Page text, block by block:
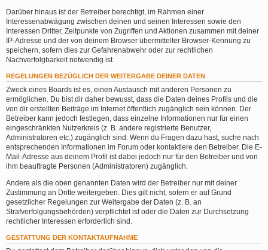
Darüber hinaus ist der Betreiber berechtigt, im Rahmen einer
Interessenabwägung zwischen deinen und seinen Interessen sowie den
Interessen Dritter, Zeitpunkte von Zugriffen und Aktionen zusammen mit deiner
IP-Adresse und der von deinem Browser übermittelter Browser-Kennung zu
speichern, sofern dies zur Gefahrenabwehr oder zur rechtlichen
Nachverfolgbarkeit notwendig ist.
REGELUNGEN BEZÜGLICH DER WEITERGABE DEINER DATEN
Zweck eines Boards ist es, einen Austausch mit anderen Personen zu
ermöglichen. Du bist dir daher bewusst, dass die Daten deines Profils und die
von dir erstellten Beiträge im Internet öffentlich zugänglich sein können. Der
Betreiber kann jedoch festlegen, dass einzelne Informationen nur für einen
eingeschränkten Nutzerkreis (z. B. andere registrierte Benutzer,
Administratoren etc.) zugänglich sind. Wenn du Fragen dazu hast, suche nach
entsprechenden Informationen im Forum oder kontaktiere den Betreiber. Die E-
Mail-Adresse aus deinem Profil ist dabei jedoch nur für den Betreiber und von
ihm beauftragte Personen (Administratoren) zugänglich.
Andere als die oben genannten Daten wird der Betreiber nur mit deiner
Zustimmung an Dritte weitergeben. Dies gilt nicht, sofern er auf Grund
gesetzlicher Regelungen zur Weitergabe der Daten (z. B. an
Strafverfolgungsbehörden) verpflichtet ist oder die Daten zur Durchsetzung
rechtlicher Interessen erforderlich sind.
GESTATTUNG DER KONTAKTAUFNAHME